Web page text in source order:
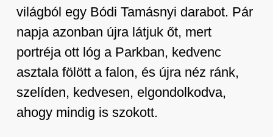
világból egy Bódi Tamásnyi darabot. Pár
napja azonban újra látjuk őt, mert
portréja ott lóg a Parkban, kedvenc
asztala fölött a falon, és újra néz ránk,
szelíden, kedvesen, elgondolkodva,
ahogy mindig is szokott.